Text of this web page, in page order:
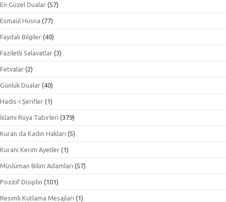
En Güzel Dualar (57)
Esmaül Hüsna (77)
Faydalı Bilgiler (40)
Faziletli Salavatlar (3)
Fetvalar (2)
Günlük Dualar (40)
Hadis-i Şerifler (1)
İslami Rüya Tabirleri (379)
Kuran da Kadın Hakları (5)
Kuranı Kerim Ayetler (1)
Müslüman Bilim Adamları (57)
Pozitif Disiplin (101)
Resimli Kutlama Mesajları (1)